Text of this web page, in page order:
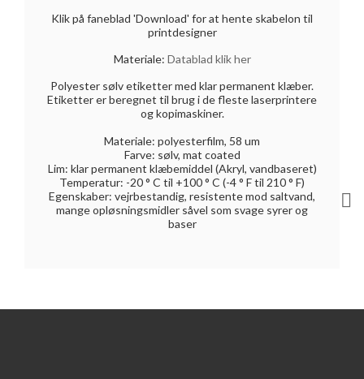
Klik på faneblad 'Download' for at hente skabelon til
printdesigner
Materiale: Datablad klik her
Polyester sølv etiketter med klar permanent klæber.
Etiketter er beregnet til brug i de fleste laserprintere
og kopimaskiner.
Materiale: polyesterfilm, 58 um
Farve: sølv, mat coated
Lim: klar permanent klæbemiddel (Akryl, vandbaseret)
Temperatur: -20 ° C til +100 ° C (-4 ° F til 210 ° F)
Egenskaber: vejrbestandig, resistente mod saltvand,
mange opløsningsmidler såvel som svage syrer og
baser
